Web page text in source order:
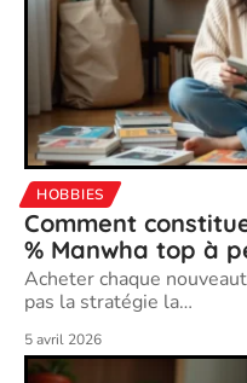
HOBBIES
Comment
% Manwha top à
Acheter chaque
pas la stratégie la…
5 avril 2026